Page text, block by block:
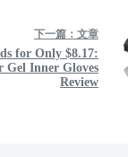
下一篇： 文章
for Only $8.17:
Inner Gloves
Review